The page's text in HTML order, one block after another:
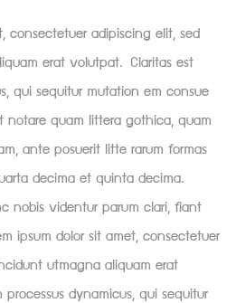
consectetuer adipiscing elit, sed
erat volutpat. Claritas est
qui sequitur mutation em consue
notare quam littera gothica, quam
ante posuerit litte rarum formas
decima et quinta decima.
nobis videntur parum clari, fiant
ipsum dolor sit amet, consectetuer
utmagna aliquam erat
dynamicus, qui sequitur